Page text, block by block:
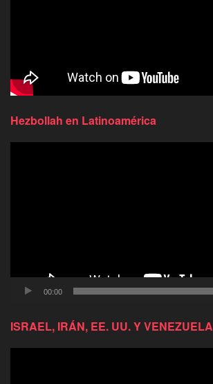
Hezbollah en Latinoamérica
00:00
ISRAEL, IRÁN, EE. UU. Y VENEZUELA